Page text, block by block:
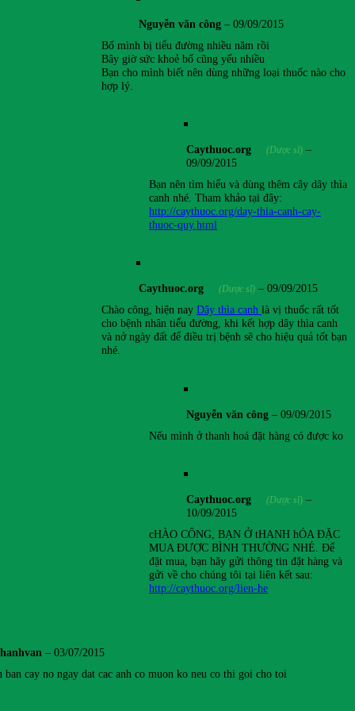
Nguyễn văn công – 09/09/2015
Bố mình bị tiểu đường nhiều năm rồi
Bây giờ sức khoẻ bố cũng yếu nhiều
Bạn cho mình biết nên dùng những loại thuốc nào cho
hợp lý.
Caythuoc.org (Dược sĩ) –
09/09/2015
Bạn nên tìm hiểu và dùng thêm cây dây thìa
canh nhé. Tham khảo tại đây:
http://caythuoc.org/day-thia-canh-cay-
thuoc-quy.html
Caythuoc.org (Dược sĩ) – 09/09/2015
Chào công, hiện nay Dây thìa canh là vị thuốc rất tốt
cho bệnh nhân tiểu đường, khi kết hợp dây thìa canh
và nở ngày đất để điều trị bệnh sẽ cho hiệu quả tốt bạn
nhé.
Nguyễn văn công – 09/09/2015
Nếu mình ở thanh hoá đặt hàng có được ko
Caythuoc.org (Dược sĩ) –
10/09/2015
cHÀO CÔNG, BẠN Ở tHANH hÓA ĐẶC
MUA ĐƯỢC BÌNH THƯỜNG NHÉ. Để
đặt mua, bạn hãy gửi thông tin đặt hàng và
gửi về cho chúng tôi tại liên kết sau:
http://caythuoc.org/lien-he
– 03/07/2015
ban cay no ngay dat cac anh co muon ko neu co thi goi cho toi